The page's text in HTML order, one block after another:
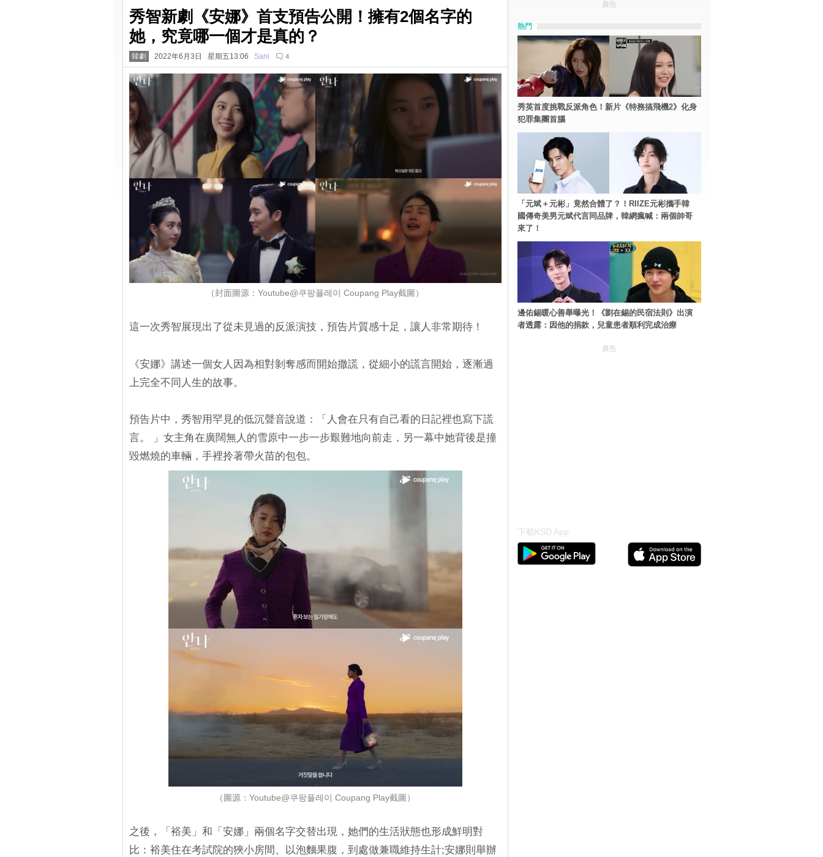
秀智新劇《安娜》首支預告公開！擁有2個名字的
她，究竟哪一個才是真的？
韓劇 2022年6月3日 星期五13:06 Sani 4
（封面圖源：Youtube@쿠팡플레이 Coupang Play截圖）
這一次秀智展現出了從未見過的反派演技，預告片質感十足，讓人非常期待！
《安娜》講述一個女人因為相對剝奪感而開始撒謊，從細小的謊言開始，逐漸過
上完全不同人生的故事。
預告片中，秀智用罕見的低沉聲音說道：「人會在只有自己看的日記裡也寫下謊
言。 」女主角在廣闊無人的雪原中一步一步艱難地向前走，另一幕中她背後是撞
毀燃燒的車輛，手裡拎著帶火苗的包包。
（圖源：Youtube@쿠팡플레이 Coupang Play截圖）
之後，「裕美」和「安娜」兩個名字交替出現，她們的生活狀態也形成鮮明對
比：裕美住在考試院的狹小房間、以泡麵果腹，到處做兼職維持生計;安娜則舉辦
廣告
熱門
秀英首度挑戰反派角色！新片《特務搞飛機2》化身
犯罪集團首腦
「元斌＋元彬」竟然合體了？！RIIZE元彬攜手韓
國傳奇美男元斌代言同品牌，韓網瘋喊：兩個帥哥
來了！
邊佑錫暖心善舉曝光！《劉在錫的民宿法則》出演
者透露：因他的捐款，兒童患者順利完成治療
廣告
下載KSD App